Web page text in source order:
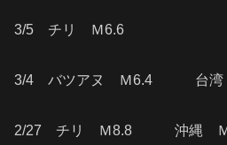
3/5 チリ Ｍ6.6
3/4 バツアヌ Ｍ6.4 台湾
2/27 チリ Ｍ8.8 沖縄 Ｍ